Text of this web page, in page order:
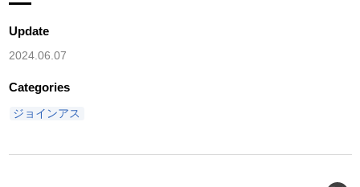
Update
2024.06.07
Categories
ジョインアス